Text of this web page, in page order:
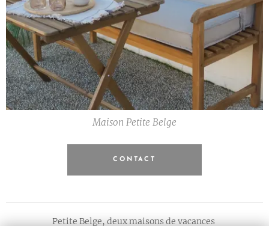
Maison Petite Belge
CONTACT
Petite Belge, deux maisons de vacances